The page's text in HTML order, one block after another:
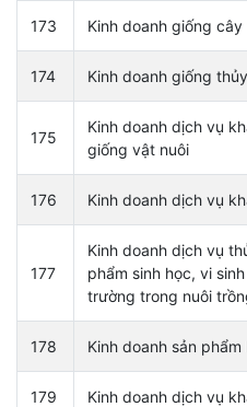
173 Kinh doanh giống
174 Kinh doanh giống
175
Kinh doanh dịch vụ
giống vật nuôi
176 Kinh doanh dịch vụ
177
Kinh doanh dịch vụ
phẩm sinh học, vi
trường trong nuôi
178 Kinh doanh sản
179 Kinh doanh dịch vụ